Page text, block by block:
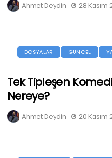
Ahmet Deydin 28 Kasım
DOSYALAR GÜNCEL
Tek Tipleşen
Nereye?
Ahmet Deydin 20 Kasım